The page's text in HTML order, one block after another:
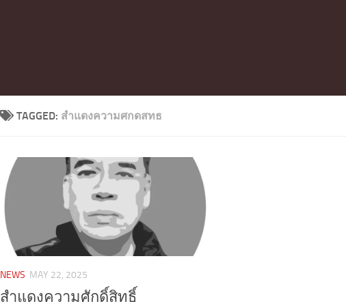
TAGGED: สำแดงความศกดสทธ
NEWS MAY 22, 2025
สำแดงความศักดิ์สิทธิ์